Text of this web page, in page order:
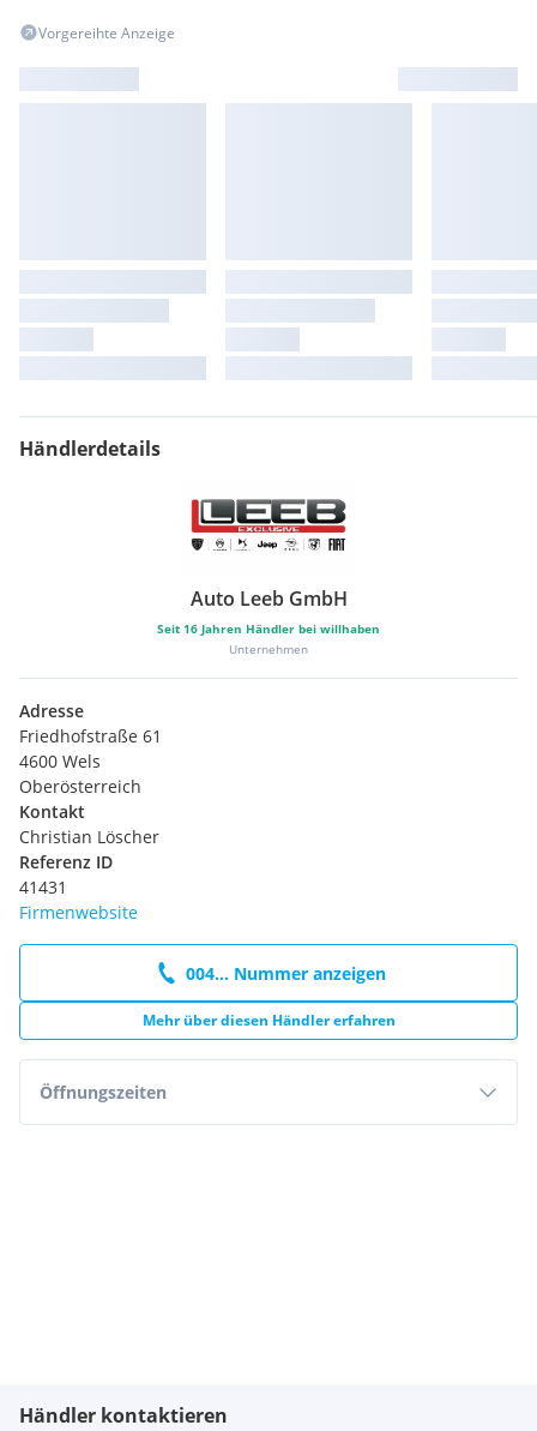
Vorgereihte Anzeige
Händlerdetails
Auto Leeb GmbH
Seit 16 Jahren Händler bei willhaben
Unternehmen
Adresse
Friedhofstraße 61
4600 Wels
Oberösterreich
Kontakt
Christian Löscher
Referenz ID
41431
Firmenwebsite
004... Nummer anzeigen
Mehr über diesen Händler erfahren
Öffnungszeiten
Händler kontaktieren